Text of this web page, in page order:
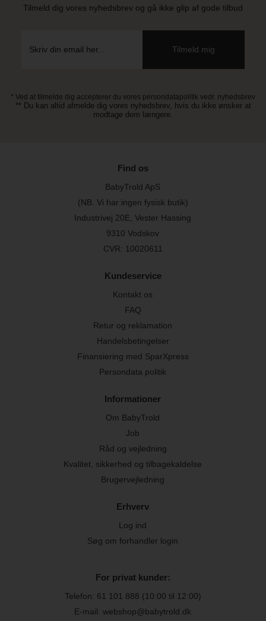
Tilmeld dig vores nyhedsbrev og gå ikke glip af gode tilbud
* Ved at tilmelde dig accepterer du vores persondatapolitik vedr. nyhedsbrev
** Du kan altid afmelde dig vores nyhedsbrev, hvis du ikke ønsker at
modtage dem længere.
Find os
BabyTrold ApS
(NB. Vi har ingen fysisk butik)
Industrivej 20E, Vester Hassing
9310 Vodskov
CVR: 10020611
Kundeservice
Kontakt os
FAQ
Retur og reklamation
Handelsbetingelser
Finansiering med SparXpress
Persondata politik
Informationer
Om BabyTrold
Job
Råd og vejledning
Kvalitet, sikkerhed og tilbagekaldelse
Brugervejledning
Erhverv
Log ind
Søg om forhandler login
For privat kunder:
Telefon: 61 101 888 (10:00 til 12:00)
E-mail: webshop@babytrold.dk